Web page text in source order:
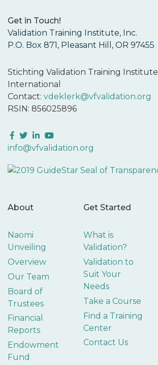
Get in Touch!
Validation Training Institute, Inc.
P.O. Box 871, Pleasant Hill, OR 97455
Stichting Validation Training Institute
International
Contact: vdeklerk@vfvalidation.org
RSIN: 856025896
Facebook
Twitter
LinkedIn
YouTube
info@vfvalidation.org
About
Naomi
Unveiling
Overview
Our Team
Board of
Trustees
Financial
Reports
Endowment
Fund
Get Started
What is
Validation?
Validation to
Suit Your
Needs
Take a Course
Find a Training
Center
Contact Us